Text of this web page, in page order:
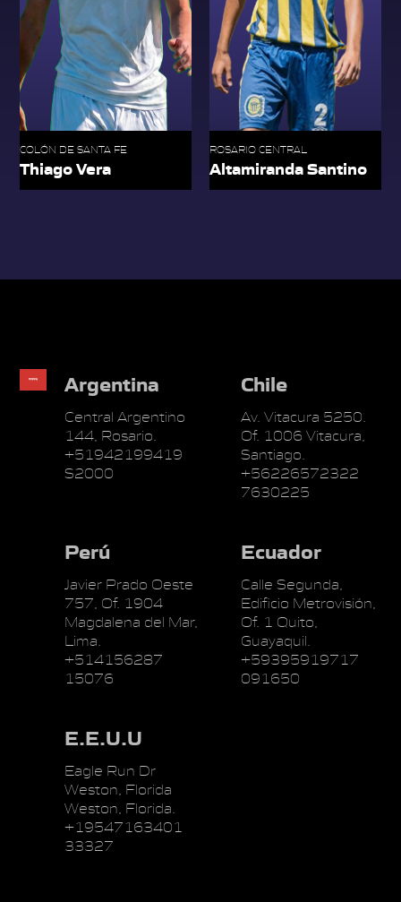
COLÓN DE SANTA FE
Thiago Vera
ROSARIO CENTRAL
Altamiranda Santino
Argentina
Central Argentino
144, Rosario.
+51942199419
S2000
Chile
Av. Vitacura 5250.
Of. 1006 Vitacura,
Santiago.
+56226572322
7630225
Perú
Javier Prado Oeste
757, Of. 1904
Magdalena del Mar,
Lima.
+514156287
15076
Ecuador
Calle Segunda,
Edificio Metrovisión,
Of. 1 Quito,
Guayaquil.
+59395919717
091650
E.E.U.U
Eagle Run Dr
Weston, Florida
Weston, Florida.
+19547163401
33327